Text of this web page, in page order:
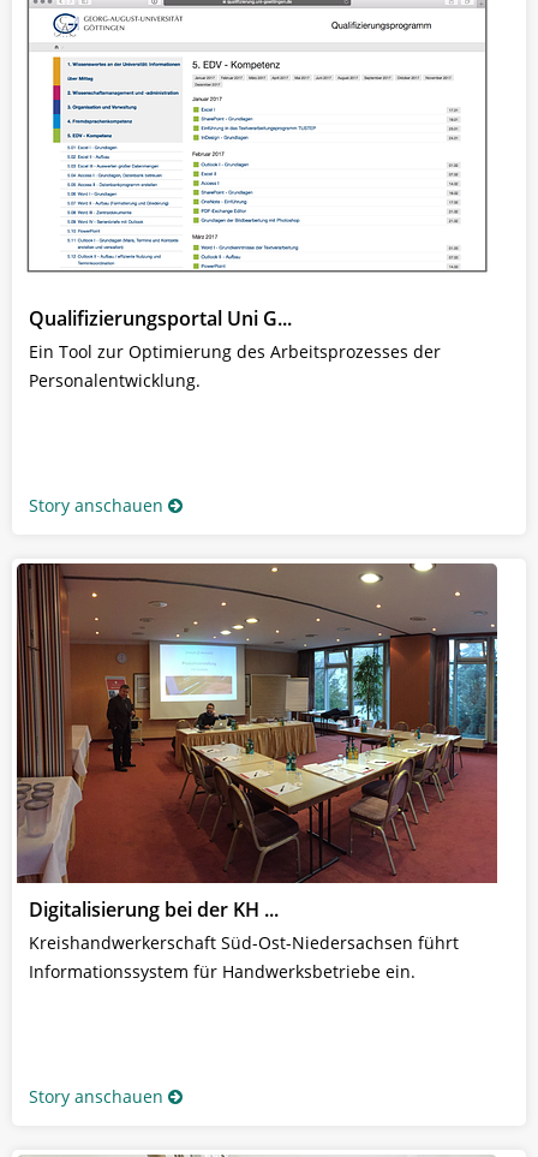
Qualifizierungsportal Uni G...
Ein Tool zur Optimierung des Arbeitsprozesses der
Personalentwicklung.
Story anschauen
Digitalisierung bei der KH ...
Kreishandwerkerschaft Süd-Ost-Niedersachsen führt
Informationssystem für Handwerksbetriebe ein.
Story anschauen